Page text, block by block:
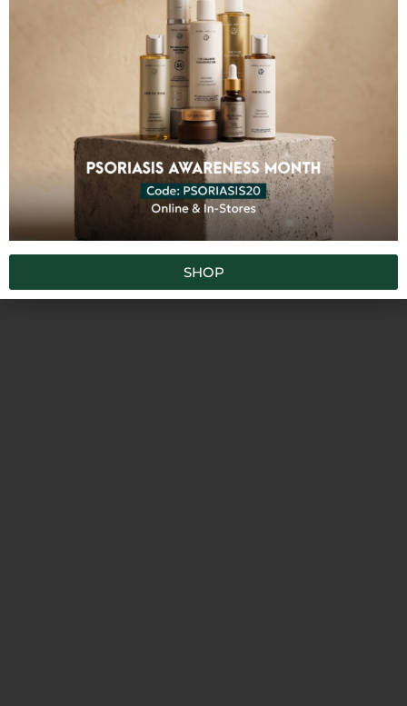
ВЫБРАТЬ
ОПЦИЮ
The Volumizing &
Strengthening Hair
Conditioner
€13,80 – €32,00
ВЫБРАТЬ
ОПЦИЮ
ВЫБРАТЬ
ОПЦИЮ
Складская единицаCPJCM
Все продукты,Тело
Accessories
SHOP